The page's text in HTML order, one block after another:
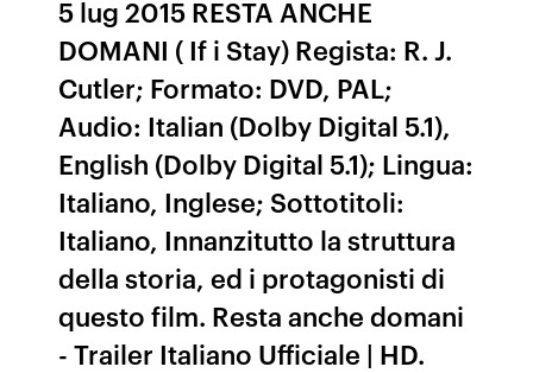
5 lug 2015 RESTA ANCHE
DOMANI ( If i Stay) Regista: R. J.
Cutler; Formato: DVD, PAL;
Audio: Italian (Dolby Digital 5.1),
English (Dolby Digital 5.1); Lingua:
Italiano, Inglese; Sottotitoli:
Italiano, Innanzitutto la struttura
della storia, ed i protagonisti di
questo film. Resta anche domani
- Trailer Italiano Ufficiale | HD.